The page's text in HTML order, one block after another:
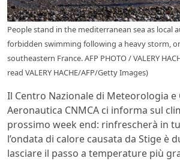
People stand in the mediterranean sea as local
forbidden swimming following a heavy storm,
southeastern France. AFP PHOTO / VALERY
read VALERY HACHE/AFP/Getty Images)
Il Centro Nazionale di Meteorologia e
Aeronautica CNMCA ci informa sul
prossimo week end: rinfrescherà in
l’ondata di calore causata da Stige è
lasciare il passo a temperature più